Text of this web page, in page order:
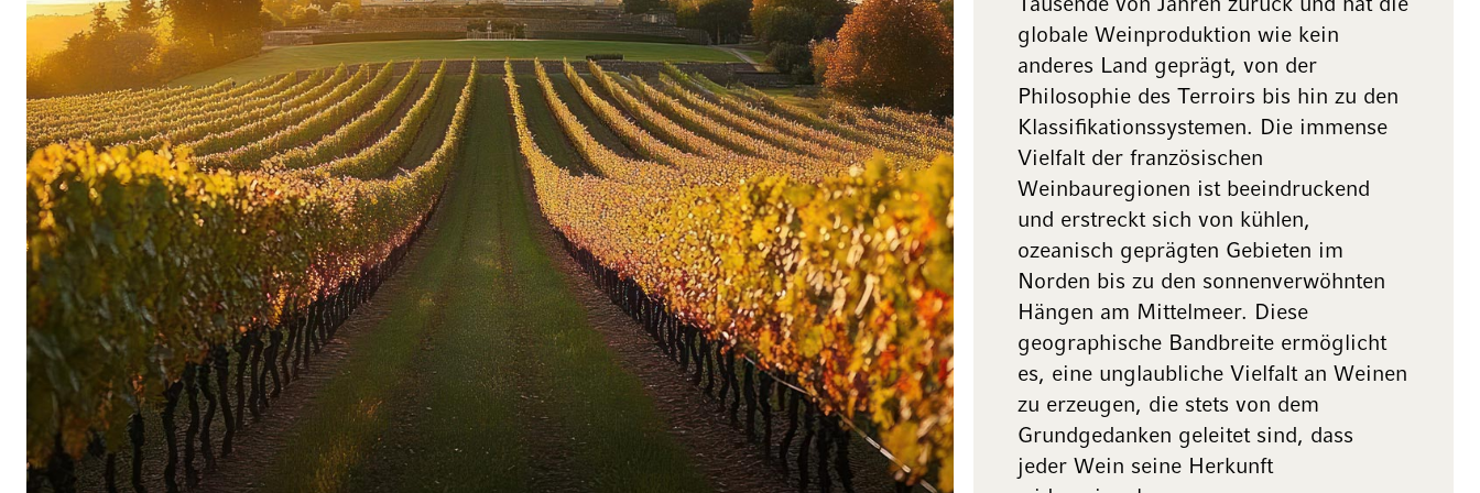
Tausende von Jahren zurück und hat die
globale Weinproduktion wie kein
anderes Land geprägt, von der
Philosophie des Terroirs bis hin zu den
Klassifikationssystemen. Die immense
Vielfalt der französischen
Weinbauregionen ist beeindruckend
und erstreckt sich von kühlen,
ozeanisch geprägten Gebieten im
Norden bis zu den sonnenverwöhnten
Hängen am Mittelmeer. Diese
geographische Bandbreite ermöglicht
es, eine unglaubliche Vielfalt an Weinen
zu erzeugen, die stets von dem
Grundgedanken geleitet sind, dass
jeder Wein seine Herkunft